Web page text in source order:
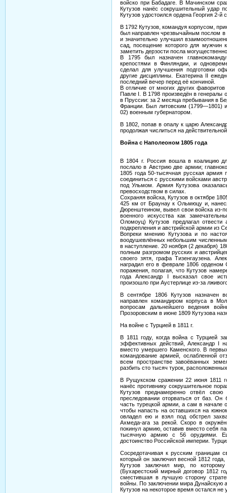
войско при Бабадаге. В Мачинском
Кутузов нанёс сокрушительный удар
Кутузов удостоился ордена Георгия 2-й
В 1792 Кутузов, командуя корпусом,
был направлен чрезвычайным послом в
и значительно улучшил
сад, посещение которого для мужчин
заметить дерзости посла
В 1795 был назначен
крепостями в Финляндии, и
сделал для улучшения подготовки
другие дисциплины. Екатерина II
последний вечер перед её кончиной.
В отличие от многих других
Павле I. В 1798 произведён в
в Пруссии: за 2 месяца пребывания в
Франции. Был литовским (1799—1801)
02) военным губернатором.
В 1802, попав в опалу к царю
продолжая числиться на
Война с Наполеоном 1805 года
В 1804 г. Россия вошла в коалицию
послало в Австрию две армии;
1805 года 50-тысячная русская
соединиться с русскими войсками
под Ульмом. Армия Кутузова
превосходством в силах.
Сохраняя войска, Кутузов в октябре
425 км от Браунау к Ольмюцу и,
Дюренштеином, вывел свои войска из-
военного искусства как
Оломоуц) Кутузов предлагал
подкрепления и австрийской армии из
Вопреки мнению Кутузова и по
воодушевлённых небольшим
в наступление. 20 ноября (2 декабря)
полным разгромом русских и
своего зятя, графа Тизенгаузена.
наградил его в феврале 1806
поражения, полагая, что Кутузов
года Александр I высказал свое
произошло при Аустерлице из-за
В сентябре 1806 Кутузов назначен
направлен командиром корпуса в
вопросам дальнейшего ведения
Прозоровским в июне 1809 Кутузова
На войне с Турцией в 1811 г.
В 1811 году, когда война с Турцией
эффективных действий, Александр I
вместо умершего Каменского. В
командование армией, ослабленной
всем пространстве завоёванных
разбить сто тысяч турок,
В Рущукском сражении 22 июня 1811
нанёс противнику сокрушительное
Кутузов преднамеренно отвёл
преследовании оторваться от баз.
часть турецкой армии, а сам в начале
чтобы напасть на оставшихся на
овладел ею и взял под обстрел
Ахмеда-ага за рекой. Скоро в
покинул армию, оставив вместо себя
тысячную армию с 56 орудиями.
достоинство Российской империи.
Сосредотачивая к русским границам
который он заключил весной 1812
Кутузов заключил мир, по
(Бухарестский мирный договор 1812
сместившая в лучшую сторону
войны. По заключении мира Дунайскую
Кутузов на некоторое время остался не